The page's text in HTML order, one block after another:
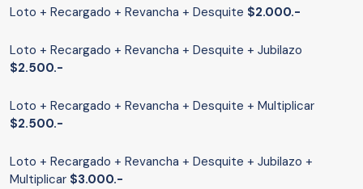
Loto + Recargado + Revancha + Desquite $2.000.-
Loto + Recargado + Revancha + Desquite + Jubilazo
$2.500.-
Loto + Recargado + Revancha + Desquite + Multiplicar
$2.500.-
Loto + Recargado + Revancha + Desquite + Jubilazo +
Multiplicar $3.000.-